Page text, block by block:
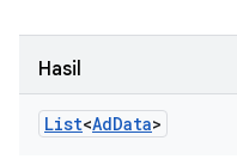
Hasil
List<AdData>